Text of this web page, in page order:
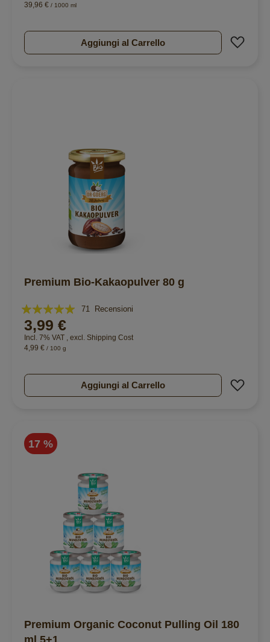
39,96 € / 1000 ml
Aggiungi al Carrello
Premium Bio-Kakaopulver 80 g
Valutazione:
99%
71 Recensioni
3,99 €
Incl. 7% VAT excl. Shipping Cost
4,99 € / 100 g
Aggiungi al Carrello
17 %
Premium Organic Coconut Pulling Oil 180